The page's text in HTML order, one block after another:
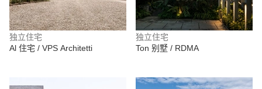
独立住宅
Al 住宅 / VPS Architetti
独立住宅
Ton 别墅 / RDMA